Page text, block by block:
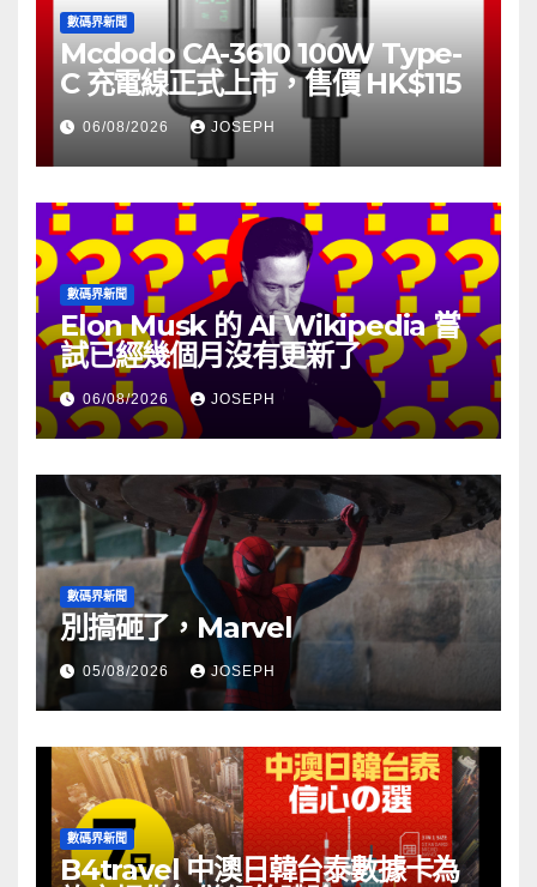
數碼界新聞
Mcdodo CA-3610 100W Type-
C 充電線正式上市，售價 HK$115
06/08/2026 JOSEPH
數碼界新聞
Elon Musk 的 AI Wikipedia 嘗
試已經幾個月沒有更新了
06/08/2026 JOSEPH
數碼界新聞
別搞砸了，Marvel
05/08/2026 JOSEPH
數碼界新聞
B4travel 中澳日韓台泰數據卡為